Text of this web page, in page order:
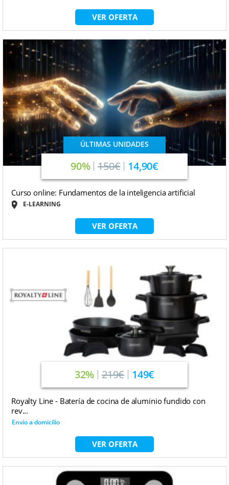
VER OFERTA
ÚLTIMAS UNIDADES
90% 150€ 14,90€
Curso online: Fundamentos de la inteligencia artificial
E-LEARNING
VER OFERTA
32% 219€ 149€
Royalty Line - Batería de cocina de aluminio fundido con
rev...
Envío a domicilio
VER OFERTA